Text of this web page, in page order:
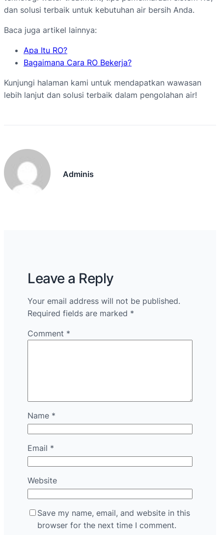
dan solusi terbaik untuk kebutuhan air bersih Anda.
Baca juga artikel lainnya:
Apa Itu RO?
Bagaimana Cara RO Bekerja?
Kunjungi halaman kami untuk mendapatkan wawasan
lebih lanjut dan solusi terbaik dalam pengolahan air!
Adminis
Leave a Reply
Your email address will not be published.
Required fields are marked *
Comment *
Name *
Email *
Website
Save my name, email, and website in this
browser for the next time I comment.